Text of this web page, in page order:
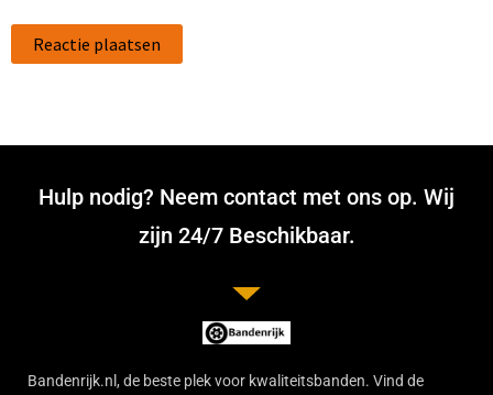
Hulp nodig? Neem contact met ons op. Wij
zijn 24/7 Beschikbaar.
Bandenrijk.nl, de beste plek voor kwaliteitsbanden. Vind de